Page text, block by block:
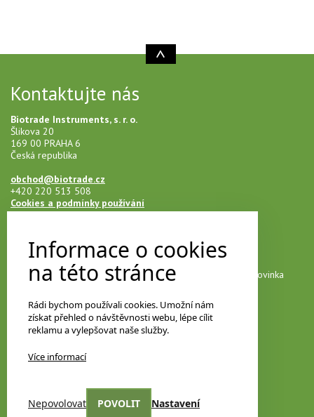
Kontaktujte nás
Biotrade Instruments, s. r. o.
Šlikova 20
169 00 PRAHA 6
Česká republika
obchod@biotrade.cz
+420 220 513 508
Cookies a podmínky používání
Novinky na e-mail
Přihlašte se k našemu newsletteru a neunikne vám žádná novinka
Vyberte si odebírané kategorie
Informace o cookies
na této stránce
Rádi bychom používali cookies. Umožní nám
získat přehled o návštěvnosti webu, lépe cílit
reklamu a vylepšovat naše služby.
Více informací
Nepovolovat POVOLIT Nastavení